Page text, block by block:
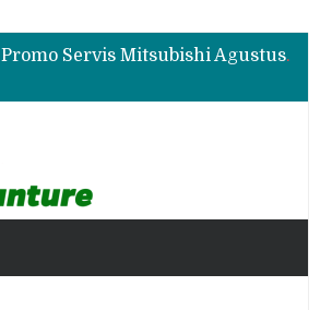
Bukan Cuma Layar 14,6 Inci, Ini Fitur Pintar Changan Nevo Q05 yang Dibanderol Rp309 Juta
Promo Servis Mitsubishi Agustus 2026, Ada Diskon ESP dan Bodi & Cat Kilau Merdeka
Bukan Cuma Layar 14,6 Inci, Ini Fitur Pintar Changan Nevo Q05 yang Dibanderol Rp309 Juta